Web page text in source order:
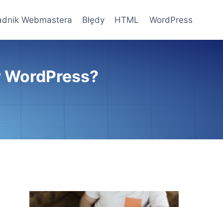
Webmastera Błędy HTML WordPress